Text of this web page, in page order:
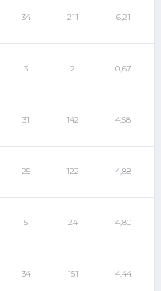
34 211 6,21
3 2 0,67
31 142 4,58
25 122 4,88
5 24 4,80
34 151 4,44